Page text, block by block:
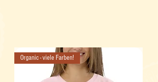
Organic - viele Farben!